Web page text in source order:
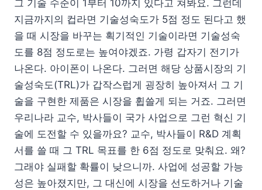
그 기술 수준이 1부터 10까지 있다고 쳐봐요. 그런데
지금까지의 컵라면 기술성숙도가 5점 정도 된다고 했
을 때 시장을 바꾸는 획기적인 기술이라면 기술성숙
도를 8점 정도로는 높여야겠죠. 가령 갑자기 전기가
나온다. 아이폰이 나온다. 그러면 해당 상품시장의 기
술성숙도(TRL)가 갑작스럽게 굉장히 높아져서 그 기
술을 구현한 제품은 시장을 휩쓸게 되는 거죠. 그러면
우리나라 교수, 박사들이 국가 사업으로 그런 혁신 기
술에 도전할 수 있을까요? 교수, 박사들이 R&D 계획
서를 쓸 때 그 TRL 목표를 한 6점 정도로 맞춰요. 왜?
그래야 실패할 확률이 낮으니까. 사업에 성공할 가능
성은 높아졌지만, 그 대신에 시장을 선도하거나 기술